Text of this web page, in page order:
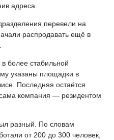
адреса.
перевели на
распродавать ещё в
более стабильной
указаны площадки в
Последняя остаётся
компания — резидентом
разный. По словам
от 200 до 300 человек,